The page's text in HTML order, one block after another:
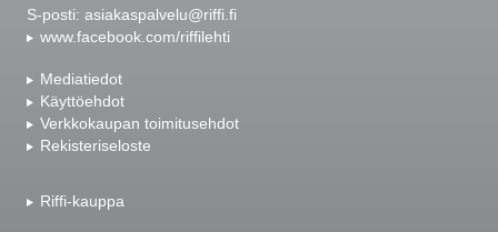
S-posti: asiakaspalvelu@riffi.fi
www.facebook.com/riffilehti
Mediatiedot
Käyttöehdot
Verkkokaupan toimitusehdot
Rekisteriseloste
Riffi-kauppa